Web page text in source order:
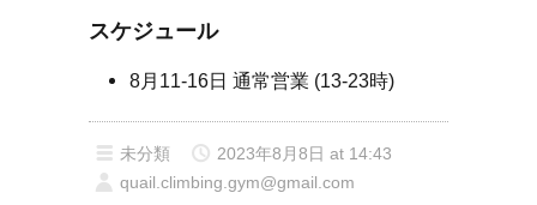
スケジュール
8月11-16日 通常営業 (13-23時)
未分類
2023年8月8日 at 14:43
quail.climbing.gym@gmail.com